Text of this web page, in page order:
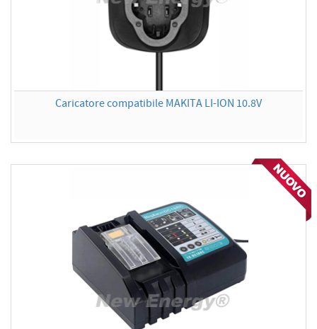
Caricatore compatibile MAKITA LI-ION 10.8V